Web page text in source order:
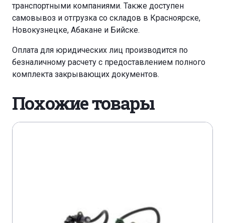
транспортными компаниями. Также доступен
самовывоз и отгрузка со складов в Красноярске,
Новокузнецке, Абакане и Бийске.
Оплата для юридических лиц производится по
безналичному расчету с предоставлением полного
комплекта закрывающих документов.
Похожие товары